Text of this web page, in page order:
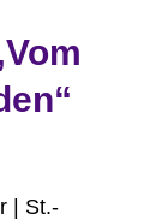
| St.-